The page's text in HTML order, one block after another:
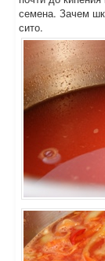
семена. Зачем
сито.